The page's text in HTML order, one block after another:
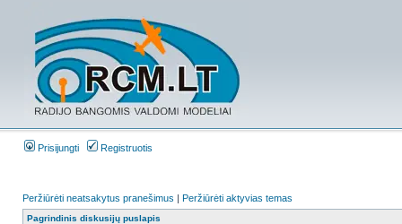
Prisijungti Registruotis
Peržiūrėti neatsakytus pranešimus | Peržiūrėti aktyvias temas
Pagrindinis diskusijų puslapis